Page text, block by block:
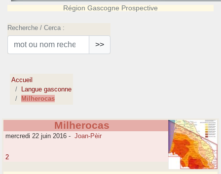
Région Gascogne Prospective
Recherche / Cerca :
>>
Accueil
Langue gasconne
Milherocas
Milherocas
mercredi 22 juin 2016 - Joan-Pèir
2